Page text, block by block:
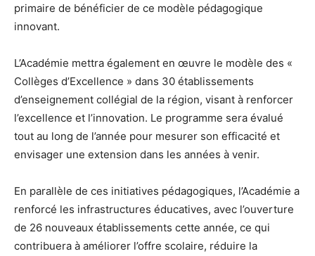
primaire de bénéficier de ce modèle pédagogique
innovant.
L’Académie mettra également en œuvre le modèle des «
Collèges d’Excellence » dans 30 établissements
d’enseignement collégial de la région, visant à renforcer
l’excellence et l’innovation. Le programme sera évalué
tout au long de l’année pour mesurer son efficacité et
envisager une extension dans les années à venir.
En parallèle de ces initiatives pédagogiques, l’Académie a
renforcé les infrastructures éducatives, avec l’ouverture
de 26 nouveaux établissements cette année, ce qui
contribuera à améliorer l’offre scolaire, réduire la